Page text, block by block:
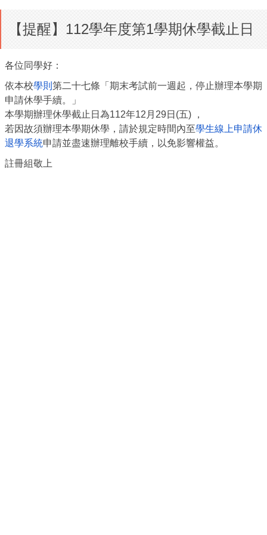
【提醒】112學年度第1學期休學截止日
各位同學好：
依本校學則 第二十七條「期末考試前一週起， 停止辦理本學期
申請休學手續。」
本學期辦理休學截止日為112年12月29日(五) ，
若因故須辦理本學期休學，請於規定時間內至學生線上申請休
退學系統申請並盡速辦理離校手續，以免影響權益。
註冊組敬上